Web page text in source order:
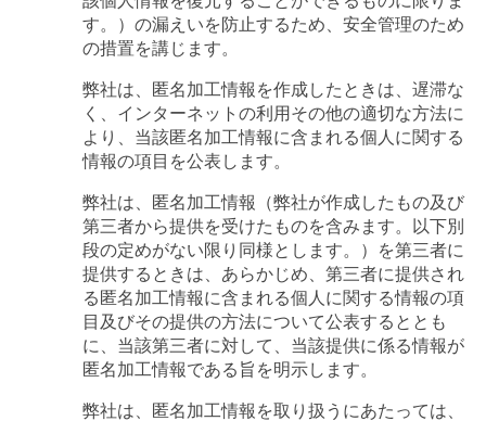
す。）の漏えいを防止するため、安全管理のため
の措置を講じます。
弊社は、匿名加工情報を作成したときは、遅滞な
く、インターネットの利用その他の適切な方法に
より、当該匿名加工情報に含まれる個人に関する
情報の項目を公表します。
弊社は、匿名加工情報（弊社が作成したもの及び
第三者から提供を受けたものを含みます。以下別
段の定めがない限り同様とします。）を第三者に
提供するときは、あらかじめ、第三者に提供され
る匿名加工情報に含まれる個人に関する情報の項
目及びその提供の方法について公表するととも
に、当該第三者に対して、当該提供に係る情報が
匿名加工情報である旨を明示します。
弊社は、匿名加工情報を取り扱うにあたっては、